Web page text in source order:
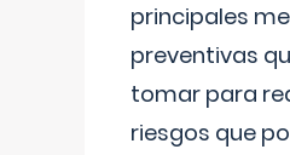
principales
preventivas
tomar para
riesgos que